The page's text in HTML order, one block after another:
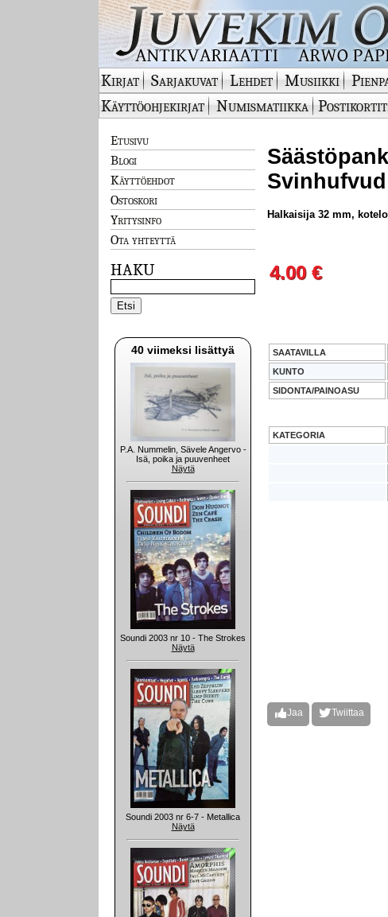
Kirjat Sarjakuvat Lehdet Musiikki
Käyttöohjekirjat
Numismatiikka
Etusivu
Blogi
Käyttöehdot
Ostoskori
Yritysinfo
Ota yhteyttä
HAKU
40 viimeksi lisättyä
P.A. Nummelin, Sävele Angervo -
Isä, poika ja puuvenheet
Näytä
Soundi 2003 nr 10 - The Strokes
Näytä
Soundi 2003 nr 6-7 - Metallica
Näytä
Halkaisija 32 mm,
4.00 €
SAATAVILLA
KUNTO
SIDONTA/PAINOASU
KATEGORIA
Jaa Twiittaa